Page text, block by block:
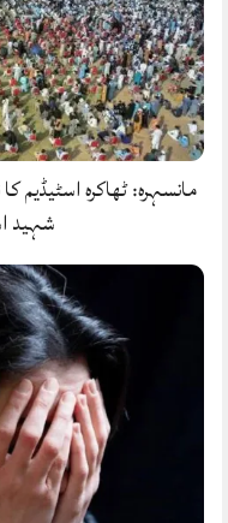
مانسہرہ: ٹھاکرہ
شہید